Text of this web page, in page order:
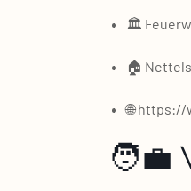
🏛️
🏠
🌐
🧑‍💼